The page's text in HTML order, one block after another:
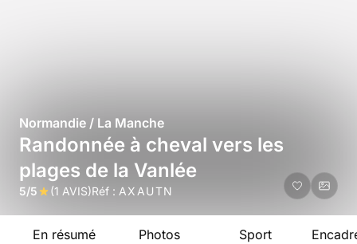
Normandie / La Manche
Randonnée à cheval vers les
plages de la Vanlée
5/5 (1 AVIS)Réf : AXAUTN
En résumé Photos Sport